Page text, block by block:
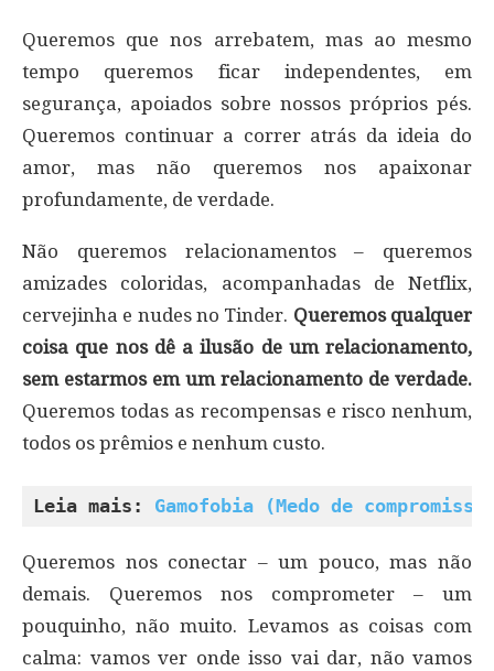
Queremos que nos arrebatem, mas ao mesmo
tempo queremos ficar independentes, em
segurança, apoiados sobre nossos próprios pés.
Queremos continuar a correr atrás da ideia do
amor, mas não queremos nos apaixonar
profundamente, de verdade.
Não queremos relacionamentos – queremos
amizades coloridas, acompanhadas de Netflix,
cervejinha e nudes no Tinder. Queremos qualquer
coisa que nos dê a ilusão de um relacionamento,
sem estarmos em um relacionamento de verdade.
Queremos todas as recompensas e risco nenhum,
todos os prêmios e nenhum custo.
Leia mais: Gamofobia (Medo de
Queremos nos conectar – um pouco, mas não
demais. Queremos nos comprometer – um
pouquinho, não muito. Levamos as coisas com
calma: vamos ver onde isso vai dar, não vamos